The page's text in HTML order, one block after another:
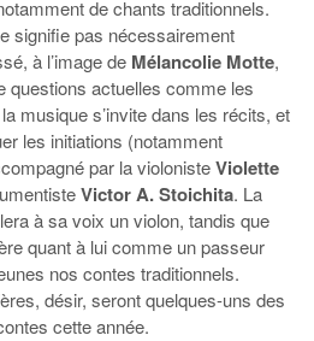
de chants traditionnels.
signifie pas nécessairement
à l’image de Mélancolie Motte,
questions actuelles comme les
musique s’invite dans les récits, et
les initiations (notamment
par la violonisteViolette
Victor A. Stoichita. La
à sa voix un violon, tandis que
quant à lui comme un passeur
nos contes traditionnels.
désir, seront quelques-uns des
cette année.